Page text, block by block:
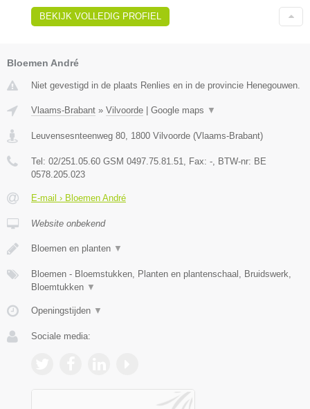
BEKIJK VOLLEDIG PROFIEL
Bloemen André
Niet gevestigd in de plaats Renlies en in de provincie Henegouwen.
Vlaams-Brabant » Vilvoorde | Google maps ▼
Leuvensesnteenweg 80 1800 Vilvoorde (Vlaams-Brabant)
Tel: 02/251.05.60 GSM 0497.75.81.51 , Fax: - , BTW-nr: BE
0578.205.023
E-mail › Bloemen André
Website onbekend
Bloemen en planten ▼
Bloemen - Bloemstukken, Planten en plantenschaal, Bruidswerk,
Bloemtukken ▼
Openingstijden ▼
Sociale media: